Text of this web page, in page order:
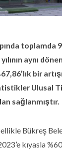
toplamda
aynı
bir
Ulusal
sağlanmıştır.
Bükreş
kıyasla